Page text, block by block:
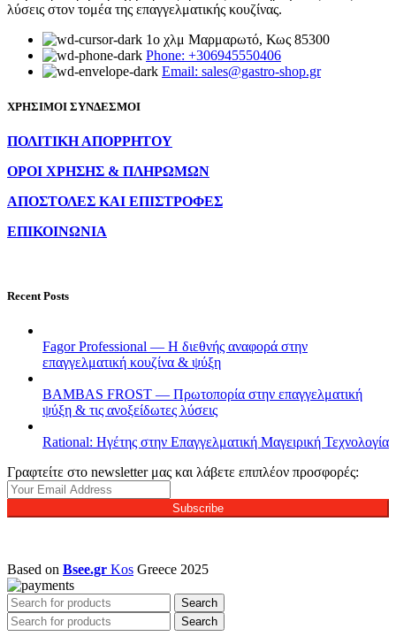
λύσεις στον τομέα της επαγγελματικής κουζίνας.
1ο χλμ Μαρμαρωτό, Κως 85300
Phone: +306945550406
Email: sales@gastro-shop.gr
ΧΡΗΣΙΜΟΙ ΣΥΝΔΕΣΜΟΙ
ΠΟΛΙΤΙΚΗ ΑΠΟΡΡΗΤΟΥ
ΟΡΟΙ ΧΡΗΣΗΣ & ΠΛΗΡΩΜΩΝ
ΑΠΟΣΤΟΛΕΣ ΚΑΙ ΕΠΙΣΤΡΟΦΕΣ
ΕΠΙΚΟΙΝΩΝΙΑ
Recent Posts
Fagor Professional — Η διεθνής αναφορά στην
επαγγελματική κουζίνα & ψύξη
BAMBAS FROST — Πρωτοπορία στην επαγγελματική
ψύξη & τις ανοξείδωτες λύσεις
Rational: Ηγέτης στην Επαγγελματική Μαγειρική Τεχνολογία
Γραφτείτε στο newsletter μας και λάβετε επιπλέον προσφορές:
Subscribe
Based on Bsee.gr Kos Greece 2025
Search
Search